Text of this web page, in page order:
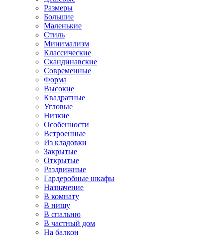
Размеры
Большие
Маленькие
Стиль
Минимализм
Классические
Скандинавские
Современные
Форма
Высокие
Квадратные
Угловые
Низкие
Особенности
Встроенные
Из кладовки
Закрытые
Открытые
Раздвижные
Гардеробные шкафы
Назначение
В комнату
В нишу
В спальню
В частный дом
На балкон